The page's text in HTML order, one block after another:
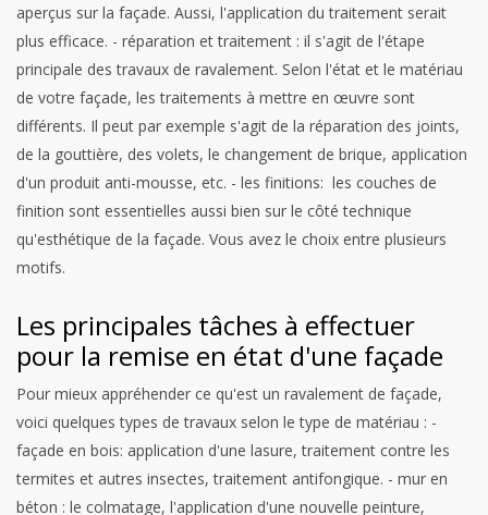
aperçus sur la façade. Aussi, l'application du traitement serait
plus efficace. - réparation et traitement : il s'agit de l'étape
principale des travaux de ravalement. Selon l'état et le matériau
de votre façade, les traitements à mettre en œuvre sont
différents. Il peut par exemple s'agit de la réparation des joints,
de la gouttière, des volets, le changement de brique, application
d'un produit anti-mousse, etc. - les finitions: les couches de
finition sont essentielles aussi bien sur le côté technique
qu'esthétique de la façade. Vous avez le choix entre plusieurs
motifs.
Les principales tâches à effectuer
pour la remise en état d'une façade
Pour mieux appréhender ce qu'est un ravalement de façade,
voici quelques types de travaux selon le type de matériau : -
façade en bois: application d'une lasure, traitement contre les
termites et autres insectes, traitement antifongique. - mur en
béton : le colmatage, l'application d'une nouvelle peinture,